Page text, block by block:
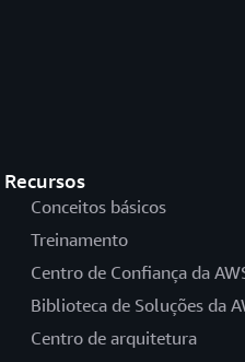
Recursos
Conceitos básicos
Treinamento
Centro de Confiança da
Biblioteca de Soluções da
Centro de arquitetura